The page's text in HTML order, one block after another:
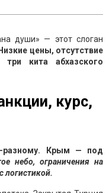
души» — этот слоган
Низкие цены, отсутствие
кита абхазского
курс,
разному. Крым — под
небо, ограничения на
логистикой.